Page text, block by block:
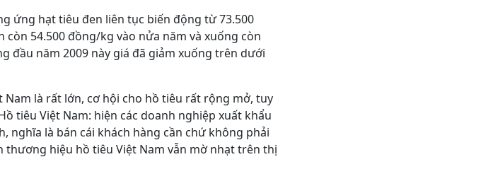
ứng hạt tiêu đen liên tục biến động từ 73.500
54.500 đồng/kg vào nửa năm và xuống còn
đầu năm 2009 này giá đã giảm xuống trên dưới
Nam là rất lớn, cơ hội cho hồ tiêu rất rộng mở, tuy
tiêu Việt Nam: hiện các doanh nghiệp xuất khẩu
nghĩa là bán cái khách hàng cần chứ không phải
thương hiệu hồ tiêu Việt Nam vẫn mờ nhạt trên thị